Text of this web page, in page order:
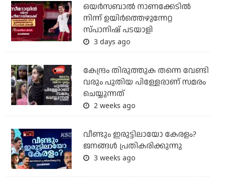
ഒയര്‍സബാൽ നാണക്കേടിൽ
നിന്ന് ഉയിർത്തെഴുന്നേറ്റ
സ്പാനിഷ് പടയാളി
3 days ago
കേന്ദ്രം തിരുത്തുക തന്നെ വേണ്ടി
വരും പുതിയ പിള്ളേരാണ് സമരം
ചെയ്യുന്നത്
2 weeks ago
വീണ്ടും ഇരുട്ടിലായോ കേരളം?
ജനങ്ങൾ പ്രതികരിക്കുന്നു
3 weeks ago